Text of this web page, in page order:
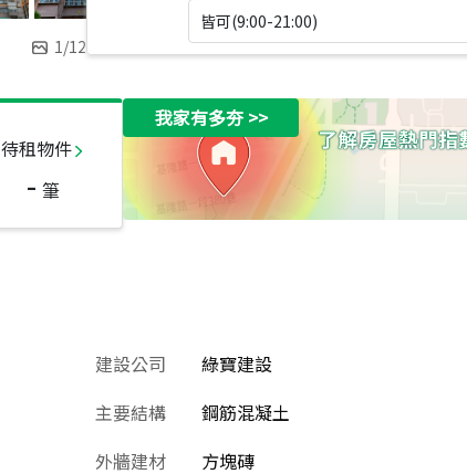
1/12
皆可(9:00-21:00)
待租物件
- 筆
我家有多夯>>
建設公司
綠寶建設
主要結構
鋼筋混凝土
外牆建材
方塊磚